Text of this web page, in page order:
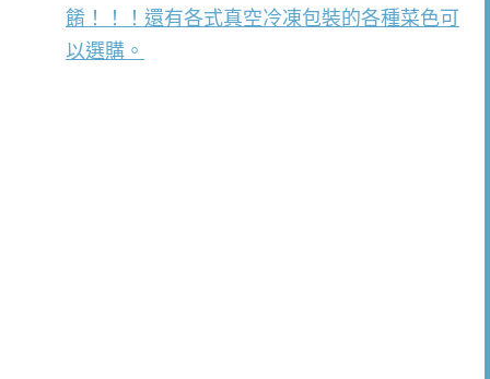
餚！！！還有各式真空冷凍包裝的各種菜色可
以選購。